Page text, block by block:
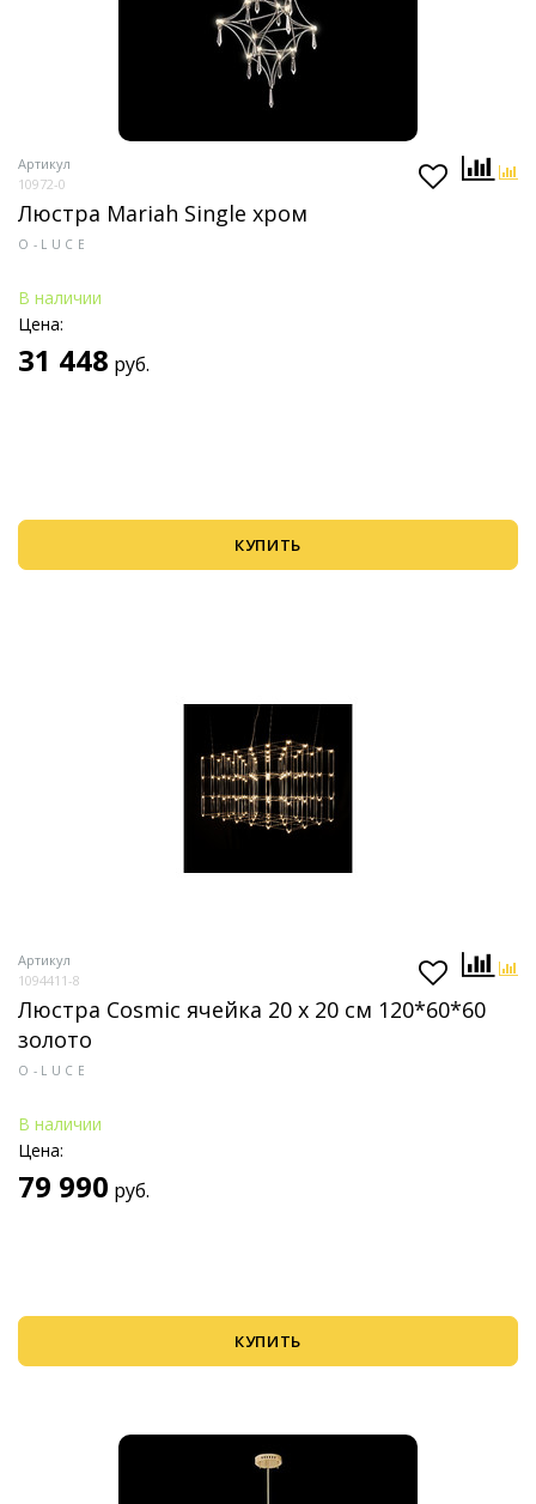
Артикул
10972-0
Люстра Mariah Single хром
O-LUCE
В наличии
Цена:
31 448 руб.
КУПИТЬ
Артикул
1094411-8
Люстра Cosmic ячейка 20 х 20 см 120*60*60
золото
O-LUCE
В наличии
Цена:
79 990 руб.
КУПИТЬ